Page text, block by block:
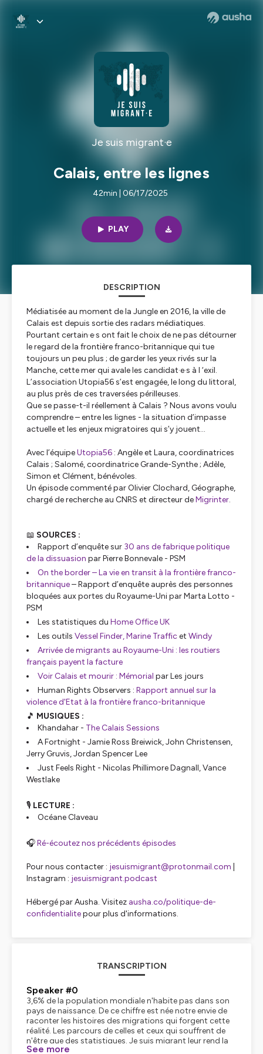
Je suis migrant·e
Calais, entre les lignes
42min | 06/17/2025
PLAY
DESCRIPTION
Médiatisée au moment de la Jungle en 2016, la ville de
Calais est depuis sortie des radars médiatiques.
Pourtant certain·e·s ont fait le choix de ne pas détourner
le regard de la frontière franco-britannique qui tue
toujours un peu plus ; de garder les yeux rivés sur la
Manche, cette mer qui avale les candidat·e·s à l ‘exil.
L’association Utopia56 s’est engagée, le long du littoral,
au plus près de ces traversées périlleuses.
Que se passe-t-il réellement à Calais ? Nous avons voulu
comprendre – entre les lignes - la situation d’impasse
actuelle et les enjeux migratoires qui s’y jouent…
Avec l’équipeUtopia56 : Angèle et Laura, coordinatrices
Calais ; Salomé, coordinatrice Grande-Synthe ; Adèle,
Simon et Clément, bénévoles.
Un épisode commenté par Olivier Clochard, Géographe,
chargé de recherche au CNRS et directeur deMigrinter.
📖 SOURCES :
Rapport d’enquête sur 30 ans de fabrique politique
de la dissuasion par Pierre Bonnevale - PSM
On the border – La vie en transit à la frontière franco-
britannique– Rapport d’enquête auprès des personnes
bloquées aux portes du Royaume-Uni par Marta Lotto -
PSM
Les statistiques du Home Office UK
Les outils Vessel Finder,Marine Trafficet Windy
Arrivée de migrants au Royaume-Uni : les routiers
français payent la facture
Voir Calais et mourir : Mémorial par Les jours
Human Rights Observers : Rapport annuel sur la
violence d'Etat à la frontière franco-britannique
🎵 MUSIQUES :
Khandahar - The Calais Sessions
A Fortnight - Jamie Ross Breiwick, John Christensen,
Jerry Gruvis, Jordan Spencer Lee
Just Feels Right - Nicolas Phillimore Dagnall, Vance
Westlake
🎙️ LECTURE :
Océane Claveau
🎧Ré-écoutez nos précédents épisodes
Pour nous contacter : jesuismigrant@protonmail.com
Instagram : jesuismigrant.podcast
Hébergé par Ausha. Visitez ausha.co/politique-de-
confidentialitepour plus d'informations.
TRANSCRIPTION
Speaker #0
3,6% de la population mondiale n'habite pas dans son
pays de naissance. De ce chiffre est née notre envie de
raconter les histoires des migrations qui forgent cette
réalité. Les parcours de celles et ceux qui souffrent de
n'être que des statistiques. Je suis migrant leur rend la
parole.
See more